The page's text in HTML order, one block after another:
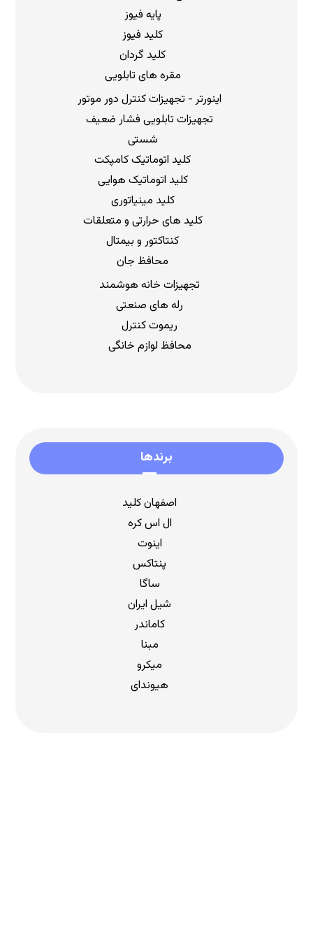
پایه فیوز
کلید فیوز
کلید گردان
مقره های تابلویی
اینورتر - تجهیزات کنترل دور موتور
تجهیزات تابلویی فشار ضعیف
شستی
کلید اتوماتیک کامپکت
کلید اتوماتیک هوایی
کلید مینیاتوری
کلید های حرارتی و متعلقات
کنتاکتور و بیمتال
محافظ جان
تجهیزات خانه هوشمند
رله های صنعتی
ریموت کنترل
محافظ لوازم خانگی
برندها
اصفهان کلید
ال اس کره
اینوت
پنتاکس
ساگا
شیل ایران
کاماندر
مبنا
میکرو
هیوندای